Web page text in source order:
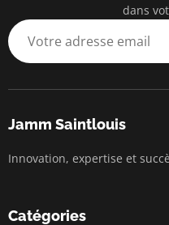
dans
Jamm Saintlouis
Innovation, expertise et
Catégories